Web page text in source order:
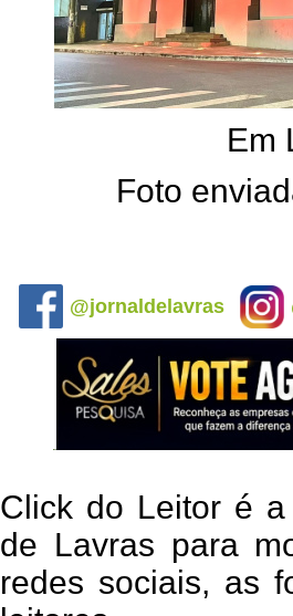
Em
Foto
@jornaldelavras
Click do Leitor é
de Lavras para
redes sociais, as